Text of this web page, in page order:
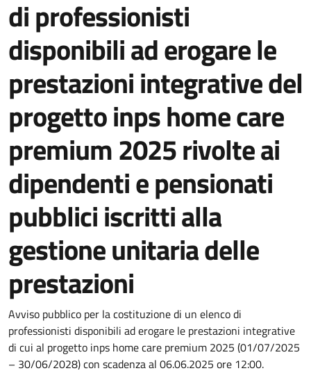
di professionisti
disponibili ad erogare le
prestazioni integrative del
progetto inps home care
premium 2025 rivolte ai
dipendenti e pensionati
pubblici iscritti alla
gestione unitaria delle
prestazioni
Dettagli della notizia
Avviso pubblico per la costituzione di un elenco di
professionisti disponibili ad erogare le prestazioni integrative
di cui al progetto inps home care premium 2025 (01/07/2025
– 30/06/2028) con scadenza al 06.06.2025 ore 12:00.